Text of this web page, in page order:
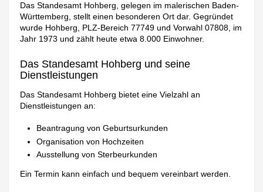
Das Standesamt Hohberg, gelegen im malerischen Baden-
Württemberg, stellt einen besonderen Ort dar. Gegründet
wurde Hohberg, PLZ-Bereich 77749 und Vorwahl 07808, im
Jahr 1973 und zählt heute etwa 8.000 Einwohner.
Das Standesamt Hohberg und seine
Dienstleistungen
Das Standesamt Hohberg bietet eine Vielzahl an
Dienstleistungen an:
Beantragung von Geburtsurkunden
Organisation von Hochzeiten
Ausstellung von Sterbeurkunden
Ein Termin kann einfach und bequem vereinbart werden.